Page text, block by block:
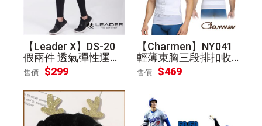
【Leader X】DS-20
假兩件 透氣彈性運動
長褲 女款(紫底桃邊
M)
售價 $299
【Charmen】NY041
輕薄束胸三段排扣收
腹塑腰背心 男性塑身
衣 白XL
售價 $469